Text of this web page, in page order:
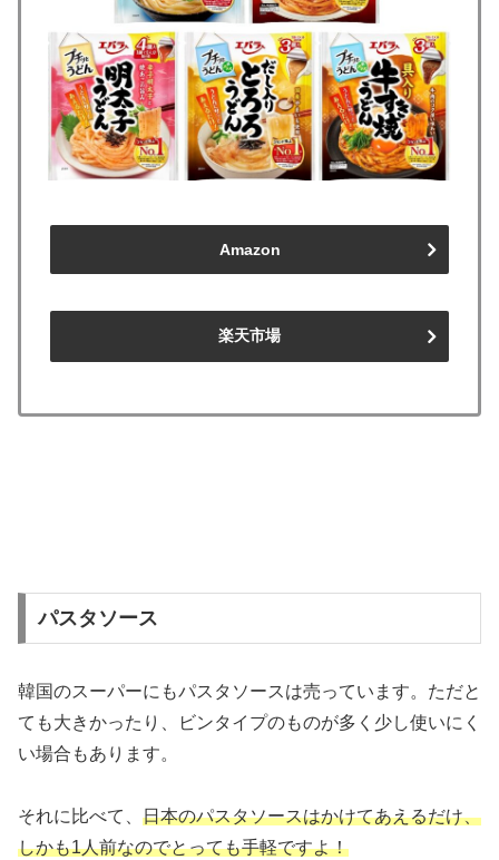
Amazon
楽天市場
パスタソース
韓国のスーパーにもパスタソースは売っています。ただと
ても大きかったり、ビンタイプのものが多く少し使いにく
い場合もあります。
それに比べて、 日本のパスタソースはかけてあえるだけ、
しかも1人前なのでとっても手軽ですよ！